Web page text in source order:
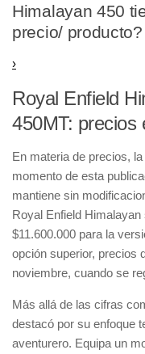
Himalayan 450
precio/ producto?
›
Royal Enfield
450MT: precios
En materia de precios,
momento de esta
mantiene sin
Royal Enfield
$11.600.000 para la
opción superior, precios
noviembre, cuando se
Más allá de las cifras
destacó por su enfoque
aventurero. Equipa un